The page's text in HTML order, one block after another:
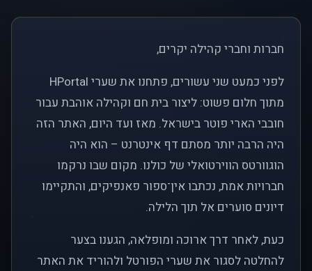
חברות וחברי קהילה יקרים,
לפני כמעט שני עשורים, פתחנו את שערי HPortal
מתוך חלום פשוט: ליצור בית חם וקהילה אוהבת עבור
חובבי הארי פוטר בישראל. מאז ועד היום, האתר הזה
היה הרבה יותר מסתם דף אינטרנט – הוא היה
הוגוורטס הווירטואלי של כולנו. מקום שבו נרקמו
חברויות אמת, נכתבו אין־ספור פאנפיקים, והתקיימו
דיונים סוערים אל תוך הלילה.
כעת, לאחר דרך ארוכה ומופלאה, הגענו בצער
להחלטה לסגור את שערי הפורטל ולהוריד את האתר